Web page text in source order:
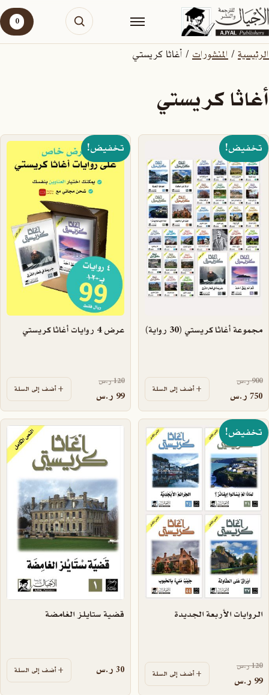
0
الرئيسية/المنشورات/ أغاثا كريستي
أغاثا كريستي
تخفيض!
مجموعة أغاثا كريستي (30 رواية)
900ر.سالسعر الأصلي هو: 900 ر.س.
750 ر.سالسعر الحالي هو: 750 ر.س.
أضف إلى السلة
تخفيض!
عرض 4 روايات أغاثا كريستي
120ر.سالسعر الأصلي هو: 120 ر.س.
99 ر.سالسعر الحالي هو: 99 ر.س.
أضف إلى السلة
تخفيض!
الروايات الأربعة الجديدة
120ر.سالسعر الأصلي هو: 120 ر.س.
99 ر.سالسعر الحالي هو: 99 ر.س.
أضف إلى السلة
قضية ستايلز الغامضة
30 ر.س أضف إلى السلة